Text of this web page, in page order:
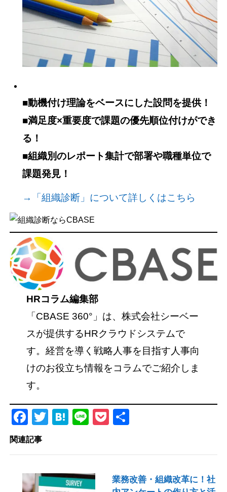
■動機付け理論をベースにした設問を提供！
■満足度×重要度で課題の優先順位付けができ
る！
■組織別のレポート集計で部署や職種単位で
課題発見！
→「組織診断」について詳しくはこちら
HRコラム編集部
「CBASE 360°」は、株式会社シーベー
スが提供するHRクラウドシステムで
す。経営を導く戦略人事を目指す人事向
けのお役立ち情報をコラムでご紹介しま
す。
Facebook
Twitter
Hatena
LinePocket
関連記事
業務改善・組織改革に！社